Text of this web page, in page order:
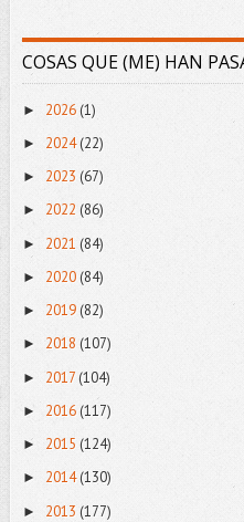
COSAS QUE (ME) HAN
► 2026 (1)
► 2024(22)
► 2023 (67)
► 2022 (86)
► 2021 (84)
► 2020(84)
► 2019 (82)
► 2018 (107)
► 2017(104)
► 2016 (117)
► 2015 (124)
► 2014(130)
► 2013 (177)